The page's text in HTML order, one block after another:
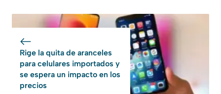
Rige la quita de aranceles
para celulares importados y
se espera un impacto en los
precios